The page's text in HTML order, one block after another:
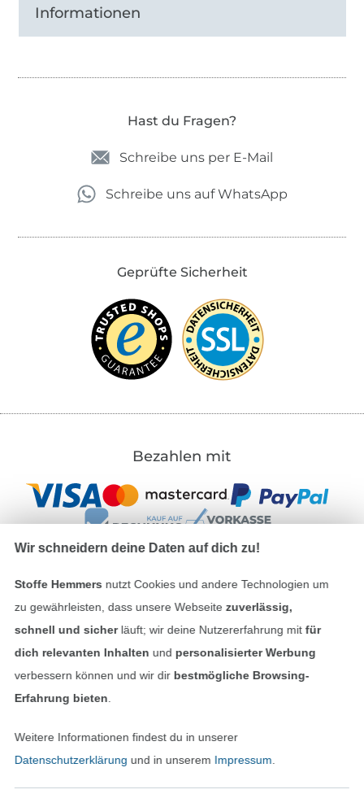
Informationen
Hast du Fragen?
Schreibe uns per E-Mail
Schreibe uns auf WhatsApp
Geprüfte Sicherheit
Bezahlen mit
Unsere Versandpartner
Impressum
In den deutschen Shop wechseln (aktuell
Wir schneidern deine Daten auf dich zu!
Stoffe Hemmers nutzt Cookies und andere Technologien um
zu gewährleisten, dass unsere Webseite zuverlässig,
schnell und sicherläuft; wir deine Nutzererfahrung mitfür
dich relevanten Inhalten und personalisierter Werbung
verbessern können und wir dir bestmögliche Browsing-
Erfahrung bieten
Weitere Informationen findest du in unserer
Datenschutzerklärung und in unserem Impressum